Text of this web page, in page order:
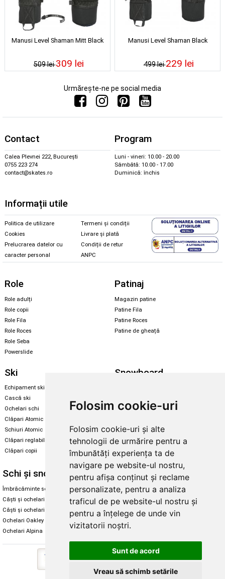
Folosim cookie-uri
Folosim cookie-uri și alte
tehnologii de urmărire pentru a
îmbunătăți experiența ta de
navigare pe website-ul nostru,
pentru afișa conținut și reclame
personalizate, pentru a analiza
traficul de pe website-ul nostru și
pentru a înțelege de unde vin
vizitatorii noștri.
Sunt de acord
Vreau să schimb setările
Manusi Level Shaman Mitt Black
509 lei309 lei
Manusi Level Shaman Black
499 lei229 lei
Urmărește-ne pe social media
Contact
Calea Plevnei 222, București
0755 223 274
contact@skates.ro
Program
Luni - vineri: 10.00 - 20.00
Sâmbătă: 10.00 - 17.00
Duminică: închis
Informații utile
Politica de utilizare
Cookies
Prelucrarea datelor cu
caracter personal
Termeni și condiții
Livrare și plată
Condiții de retur
ANPC
Role
Role adulți
Role copii
Role Fila
Role Roces
Role Seba
Powerslide
Patinaj
Magazin patine
Patine Fila
Patine Roces
Patine de gheață
Ski
Echipament ski
Cască ski
Ochelari schi
Clăpari Atomic
Schiuri Atomic
Clăpari reglabili
Clăpari copii
Snowboard
Legături Rome SDS
Skate & longboard
Santa Cruz
Enuff Skateboards
Schi și snowboard
Îmbrăcăminte schi și snowboard
Căști și ochelari de iarnă
Căști și ochelari Alpina
Ochelari Oakley
Ochelari Alpina
Diverse
Cum aleg rolele
Cum aleg ochelarii
Ochelari de soare Oakley
Intretinere manusi